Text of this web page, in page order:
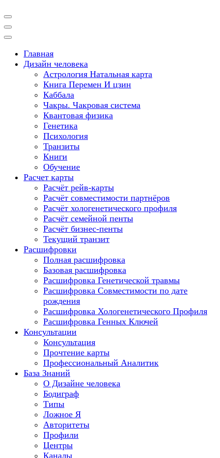
Дизайн человека
Главная
Дизайн человека
Астрология Натальная карта
Книга Перемен И цзин
Каббала
Чакры. Чакровая система
Квантовая физика
Генетика
Психология
Транзиты
Книги
Обучение
Расчет карты
Расчёт рейв-карты
Расчёт совместимости партнёров
Расчёт хологенетического профиля
Расчёт семейной пенты
Расчёт бизнес-пенты
Текущий транзит
Расшифровки
Полная расшифровка
Базовая расшифровка
Расшифровка Генетической травмы
Расшифровка Совместимости по дате
рождения
Расшифровка Хологенетического Профиля
Расшифровка Генных Ключей
Консультации
Консультация
Прочтение карты
Профессиональный Аналитик
База Знаний
О Дизайне человека
Бодиграф
Типы
Ложное Я
Авторитеты
Профили
Центры
Каналы